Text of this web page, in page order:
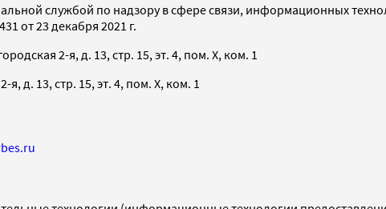
службой по надзору в сфере связи, информационных
от 23 декабря 2021 г.
2-я, д. 13, стр. 15, эт. 4, пом. X, ком. 1
д. 13, стр. 15, эт. 4, пом. X, ком. 1